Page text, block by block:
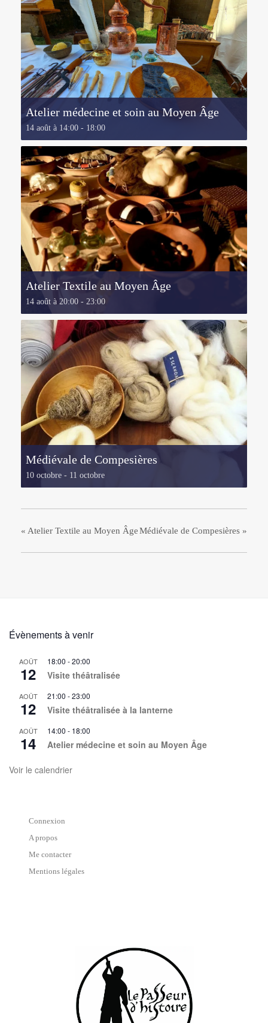
Atelier médecine et soin au Moyen Âge
14 août à 14:00 - 18:00
Atelier Textile au Moyen Âge
14 août à 20:00 - 23:00
Médiévale de Compesières
10 octobre - 11 octobre
« Atelier Textile au Moyen ÂgeMédiévale de Compesières »
Évènements à venir
AOÛT
12
18:00 -20:00
Visite théâtralisée
AOÛT
12
21:00 -23:00
Visite théâtralisée à la lanterne
AOÛT
14
14:00 - 18:00
Atelier médecine et soin au Moyen Âge
Voir le calendrier
Connexion
A propos
Me contacter
Mentions légales